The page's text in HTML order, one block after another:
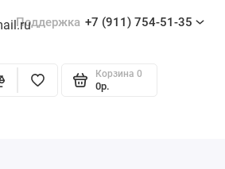
Поддержка +7 (911) 754-51-35
Корзина 0
0р.